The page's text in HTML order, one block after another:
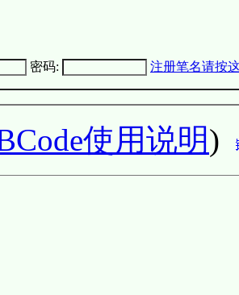
密码: 注册笔名请按
使用说明)